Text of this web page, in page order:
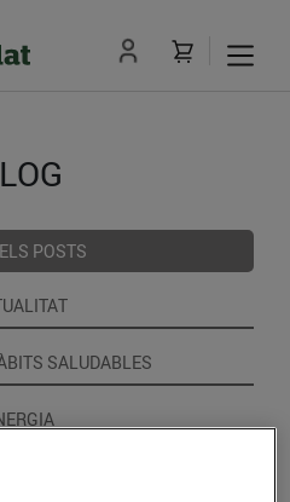
POSTS
SALUDABLES
I TRADICIONS